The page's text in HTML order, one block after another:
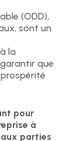
(ODD),
sont un
la
que
pour
à
parties